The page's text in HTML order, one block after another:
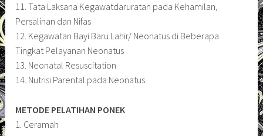
11. Tata Laksana Kegawatdaruratan pada Kehamilan,
Persalinan dan Nifas
12. Kegawatan Bayi Baru Lahir/ Neonatus di Beberapa
Tingkat Pelayanan Neonatus
13. Neonatal Resuscitation
14. Nutrisi Parental pada Neonatus
METODE PELATIHAN PONEK
1. Ceramah